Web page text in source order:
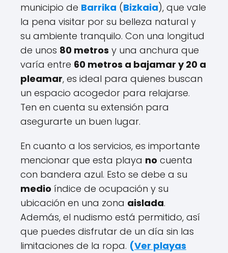
municipio de Barrika (Bizkaia), que vale
la pena visitar por su belleza natural y
su ambiente tranquilo. Con una longitud
de unos 80 metros y una anchura que
varía entre 60 metros a bajamar y 20 a
pleamar, es ideal para quienes buscan
un espacio acogedor para relajarse.
Ten en cuenta su extensión para
asegurarte un buen lugar.
En cuanto a los servicios, es importante
mencionar que esta playa no cuenta
con bandera azul. Esto se debe a su
medio índice de ocupación y su
ubicación en una zona aislada.
Además, el nudismo está permitido, así
que puedes disfrutar de un día sin las
limitaciones de la ropa. (Ver playas